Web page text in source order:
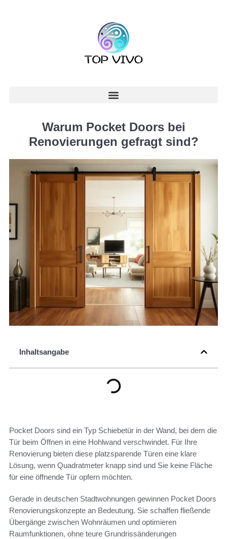
Warum Pocket Doors bei
Renovierungen gefragt sind?
Inhaltsangabe
Pocket Doors sind ein Typ Schiebetür in der Wand, bei dem die
Tür beim Öffnen in eine Hohlwand verschwindet. Für Ihre
Renovierung bieten diese platzsparende Türen eine klare
Lösung, wenn Quadratmeter knapp sind und Sie keine Fläche
für eine öffnende Tür opfern möchten.
Gerade in deutschen Stadtwohnungen gewinnen Pocket Doors
Renovierungskonzepte an Bedeutung. Sie schaffen fließende
Übergänge zwischen Wohnräumen und optimieren
Raumfunktionen, ohne teure Grundrissänderungen